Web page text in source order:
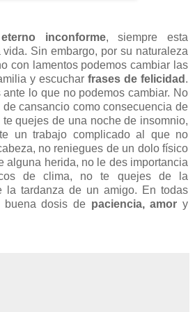
inconforme, siempre esta
Sin embargo, por su naturaleza
con lamentos podemos cambiar las
y escuchar frases de felicidad .
lo que no podemos cambiar. No
cansancio como consecuencia de
quejes de una noche de insomnio,
un trabajo complicado al que no
no reniegues de un dolo físico
alguna herida, no le des importancia
de clima, no te quejes de la
la tardanza de un amigo. En todas
buena dosis de paciencia, amor y